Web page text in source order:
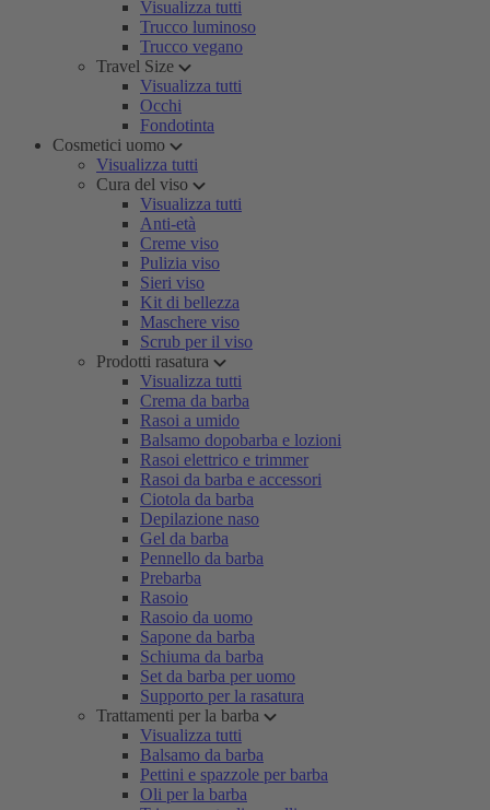
Visualizza tutti
Trucco luminoso
Trucco vegano
Travel Size
Visualizza tutti
Occhi
Fondotinta
Cosmetici uomo
Visualizza tutti
Cura del viso
Visualizza tutti
Anti-età
Creme viso
Pulizia viso
Sieri viso
Kit di bellezza
Maschere viso
Scrub per il viso
Prodotti rasatura
Visualizza tutti
Crema da barba
Rasoi a umido
Balsamo dopobarba e lozioni
Rasoi elettrico e trimmer
Rasoi da barba e accessori
Ciotola da barba
Depilazione naso
Gel da barba
Pennello da barba
Prebarba
Rasoio
Rasoio da uomo
Sapone da barba
Schiuma da barba
Set da barba per uomo
Supporto per la rasatura
Trattamenti per la barba
Visualizza tutti
Balsamo da barba
Pettini e spazzole per barba
Oli per la barba